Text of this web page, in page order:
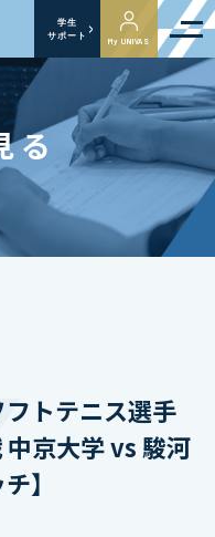
学生
サポート
My UNIVAS
る
トテニス選手
京大学 vs 駿河
】